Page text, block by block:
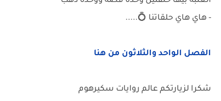
- هاي هاي حلقاتنا 💍.....
الفصل الواحد والثلاثون من هنا
شكرا لزيارتكم عالم روايات سكيرهوم